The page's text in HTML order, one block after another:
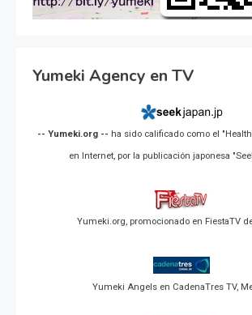
Yumeki Agency en TV
-- Yumeki.org -- ha sido calificado como el
en Internet, por la publicación japonesa
Yumeki.org, promocionado en FiestaTV
Yumeki Angels en CadenaTres TV,